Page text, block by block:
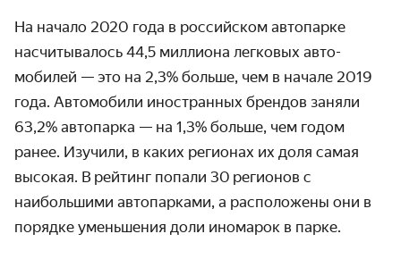
На начало 2020 года в российском автопарке
насчиты­валось 44,5 миллиона легковых авто­
мобилей — это на 2,3% больше, чем в начале 2019
года. Авто­мобили иностранных брендов заняли
63,2% автопарка — на 1,3% больше, чем годом
ранее. Изучили, в каких регионах их доля самая
высокая. В рейтинг попали 30 регионов с
наибольшими авто­парками, а распо­ложены они в
порядке уменьшения доли иномарок в парке.